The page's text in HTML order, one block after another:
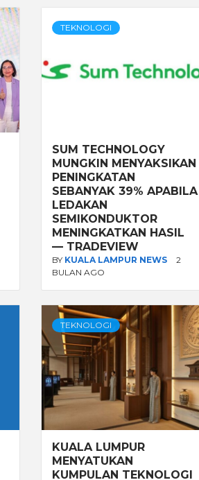
TEKNOLOGI
SUM TECHNOLOGY
MUNGKIN MENYAKSIKAN
PENINGKATAN
SEBANYAK 39% APABILA
LEDAKAN
SEMIKONDUKTOR
MENINGKATKAN HASIL
— TRADEVIEW
BY KUALA LAMPUR NEWS
2
BULAN AGO
TEKNOLOGI
KUALA LUMPUR
MENYATUKAN
KUMPULAN TEKNOLOGI